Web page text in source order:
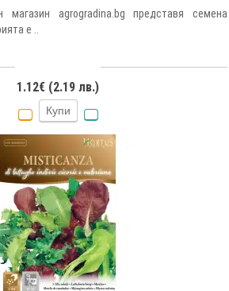
магазин agrogradina.bg представя семена
е ..
1.12€ (2.19 лв.)
Купи